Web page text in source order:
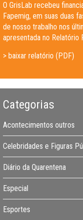
O GrisLab recebeu
Fapemig, em suas duas
de nosso trabalho nos
apresentada no Relatório
> baixar relatório (PDF)
Categorias
Acontecimentos outros
Celebridades e Figuras
Diário da Quarentena
Especial
Esportes